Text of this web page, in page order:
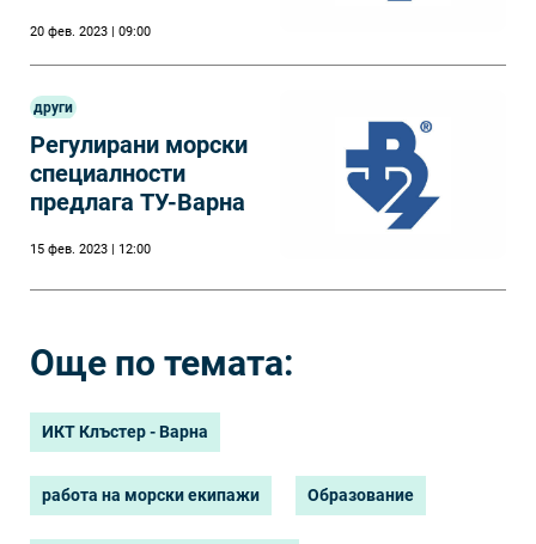
20 фев. 2023 | 09:00
други
Регулирани морски
специалности
предлага ТУ-Варна
15 фев. 2023 | 12:00
Още по темата:
ИКТ Клъстер - Варна
работа на морски екипажи Образование